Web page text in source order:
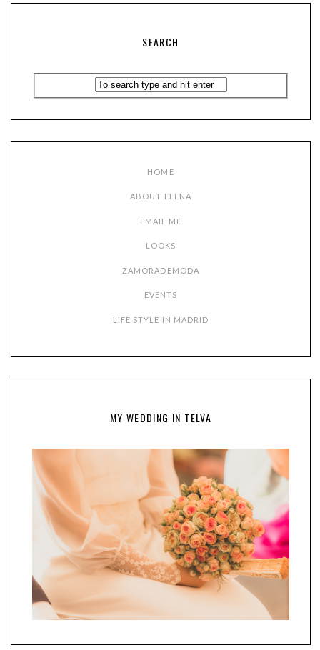
SEARCH
HOME
ABOUT ELENA
EMAIL ME
LOOKS
ZAMORADEMODA
EVENTS
LIFE STYLE IN MADRID
MY WEDDING IN TELVA